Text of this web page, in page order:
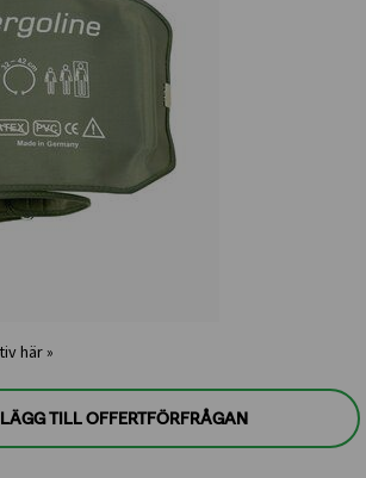
Se leveransalternativ här »
LÄGG TILL OFFERTFÖRFRÅGAN